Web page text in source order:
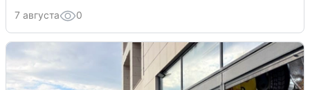
7 августа 0